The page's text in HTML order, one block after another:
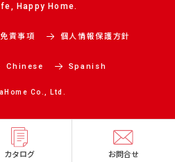
カタログ お問合せ
Happy Home.
免責事項 個人情報保護方針
Chinese Spanish
Co., Ltd.